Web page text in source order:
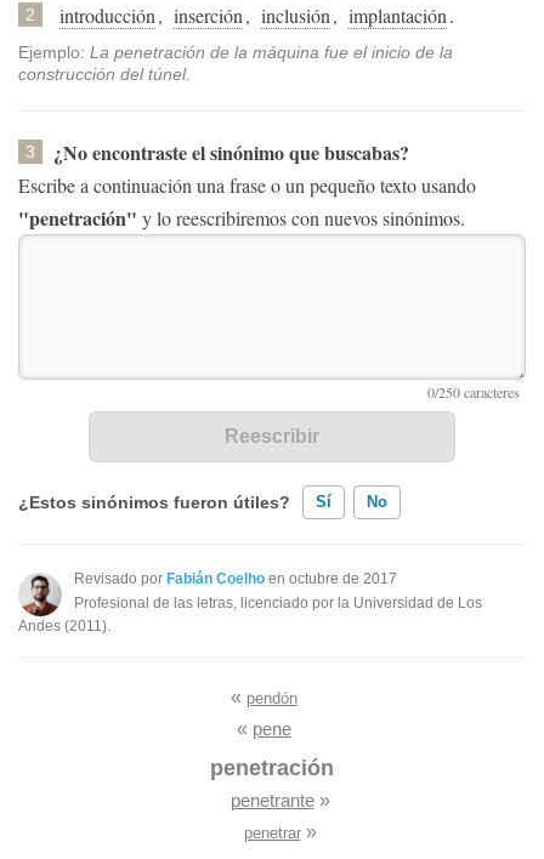
2 introducción, inserción, inclusión, implantación.
Ejemplo: La penetración de la máquina fue el inicio de la
construcción del túnel.
3 ¿No encontraste el sinónimo que buscabas?
Escribe a continuación una frase o un pequeño texto usando
"penetración" y lo reescribiremos con nuevos sinónimos.
¿Estos sinónimos fueron útiles? Sí No
Existen sinónimos incorrectos
Ninguno de los sinónimos presentados me ayudó
Revisado por Fabián Coelho en octubre de 2017
Profesional de las letras, licenciado por la Universidad de Los
Andes (2011).
« pendón
« pene
penetración
penetrante»
penetrar»